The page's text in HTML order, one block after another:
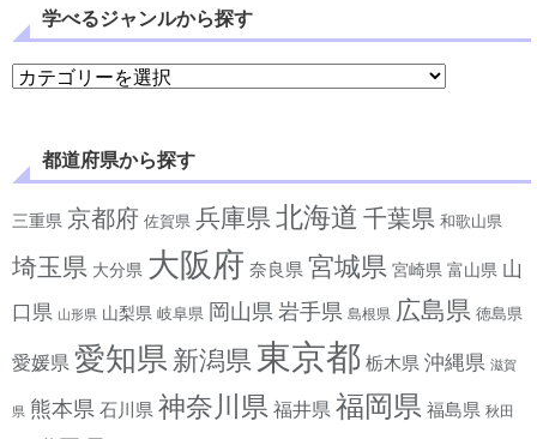
学べるジャンルから探す
学べるジャンルから探す
都道府県から探す
三重県 京都府 佐賀県 兵庫県 北海道 千葉県 和歌山県
埼玉県 大分県 大阪府 奈良県 宮城県 宮崎県 富山県 山
口県 山形県 山梨県 岐阜県 岡山県 岩手県 島根県 広島県 徳島県
愛媛県 愛知県 新潟県 東京都 栃木県 沖縄県 滋賀
県 熊本県 石川県 神奈川県 福井県 福岡県 福島県 秋田